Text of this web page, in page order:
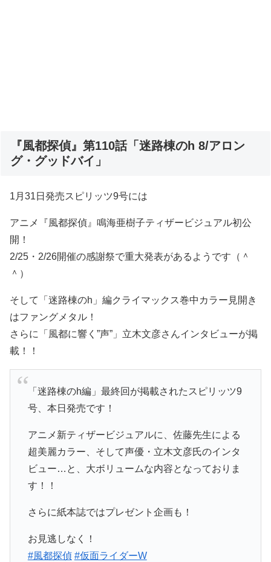
『風都探偵』第110話「迷路棟のh 8/アロン
グ・グッドバイ」
1月31日発売スピリッツ9号には
アニメ『風都探偵』鳴海亜樹子ティザービジュアル初公
開！
2/25・2/26開催の感謝祭で重大発表があるようです（＾
＾）
そして「迷路棟のh」編クライマックス巻中カラー見開き
はファングメタル！
さらに「風都に響く”声”」立木文彦さんインタビューが掲
載！！
「迷路棟のh編」最終回が掲載されたスピリッツ9
号、本日発売です！
アニメ新ティザービジュアルに、佐藤先生による
超美麗カラー、そして声優・立木文彦氏のインタ
ビュー…と、大ボリュームな内容となっておりま
す！！
さらに紙本誌ではプレゼント企画も！
お見逃しなく！
#風都探偵 #仮面ライダーW